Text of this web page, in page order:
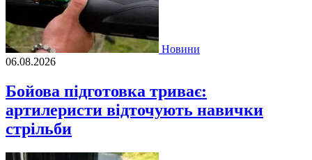
Новини
06.08.2026
Бойова підготовка триває:
артилеристи відточують навички
стрільби